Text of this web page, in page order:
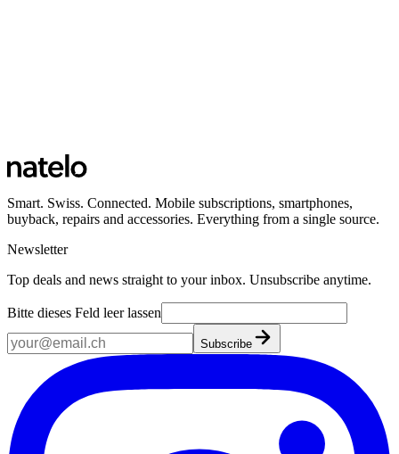
Smart. Swiss. Connected. Mobile subscriptions, smartphones,
buyback, repairs and accessories. Everything from a single source.
Newsletter
Top deals and news straight to your inbox. Unsubscribe anytime.
Bitte dieses Feld leer lassen
Subscribe